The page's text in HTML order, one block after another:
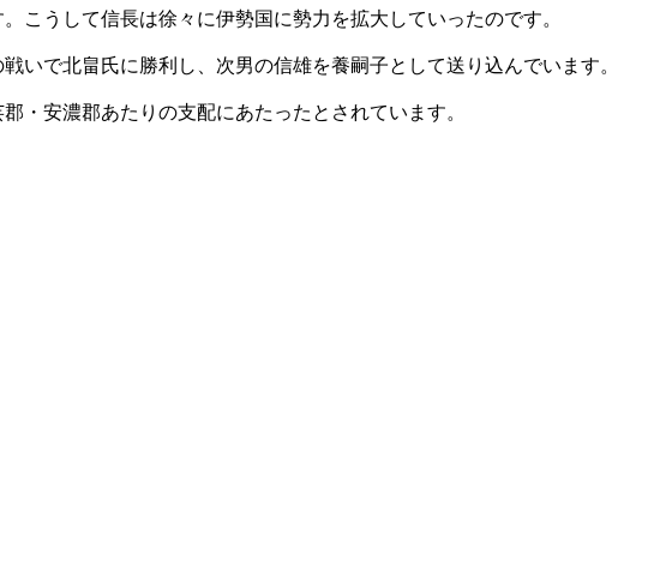
うして信長は徐々に伊勢国に勢力を拡大していったのです。
で北畠氏に勝利し、次男の信雄を養嗣子として送り込んでいます。
・安濃郡あたりの支配にあたったとされています。